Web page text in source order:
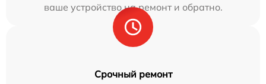
ваше устройство на ремонт и обратно.
Срочный ремонт